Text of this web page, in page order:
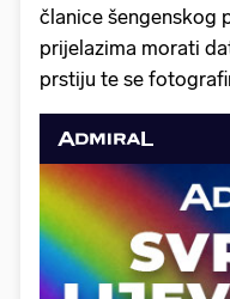
članice šengenskog
prijelazima morati
prstiju te se